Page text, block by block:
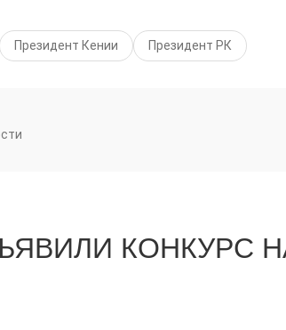
Президент Кении Президент РК
КОНКУРС